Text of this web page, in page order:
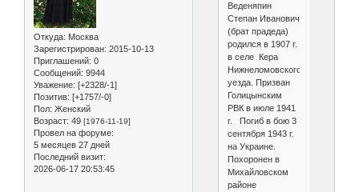
Откуда: Москва
Зарегистрирован: 2015-10-13
Приглашений: 0
Сообщений: 9944
Уважение: [+2328/-1]
Позитив: [+1757/-0]
Пол: Женский
Возраст: 49 [1976-11-19]
Провел на форуме:
5 месяцев 27 дней
Последний визит:
2026-06-17 20:53:45
Веденяпин
Степан Иванович
(брат прадеда)
родился в 1907 г.
в селе Кера
Нижнеломовского
уезда. Призван
Голицынским
РВК в июле 1941
г. Погиб в бою 3
сентября 1943 г.
на Украине.
Похоронен в
Михайловском
районе